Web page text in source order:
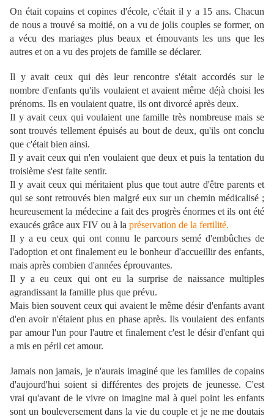
On était copains et copines d'école, c'était il y a 15 ans. Chacun
de nous a trouvé sa moitié, on a vu de jolis couples se former, on
a vécu des mariages plus beaux et émouvants les uns que les
autres et on a vu des projets de famille se déclarer.
Il y avait ceux qui dès leur rencontre s'était accordés sur le
nombre d'enfants qu'ils voulaient et avaient même déjà choisi les
prénoms. Ils en voulaient quatre, ils ont divorcé après deux.
Il y avait ceux qui voulaient une famille très nombreuse mais se
sont trouvés tellement épuisés au bout de deux, qu'ils ont conclu
que c'était bien ainsi.
Il y avait ceux qui n'en voulaient que deux et puis la tentation du
troisième s'est faite sentir.
Il y avait ceux qui méritaient plus que tout autre d'être parents et
qui se sont retrouvés bien malgré eux sur un chemin médicalisé ;
heureusement la médecine a fait des progrès énormes et ils ont été
exaucés grâce aux FIV ou à la préservation de la fertilité.
Il y a eu ceux qui ont connu le parcours semé d'embûches de
l'adoption et ont finalement eu le bonheur d'accueillir des enfants,
mais après combien d'années éprouvantes.
Il y a eu ceux qui ont eu la surprise de naissance multiples
agrandissant la famille plus que prévu.
Mais bien souvent ceux qui avaient le même désir d'enfants avant
d'en avoir n'étaient plus en phase après. Ils voulaient des enfants
par amour l'un pour l'autre et finalement c'est le désir d'enfant qui
a mis en péril cet amour.
Jamais non jamais, je n'aurais imaginé que les familles de copains
d'aujourd'hui soient si différentes des projets de jeunesse. C'est
vrai qu'avant de le vivre on imagine mal à quel point les enfants
sont un bouleversement dans la vie du couple et je ne me doutais